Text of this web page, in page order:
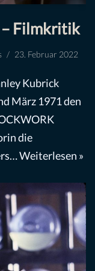
Filmkritik
23. Februar 2022
Kubrick
März 1971 den
die
Weiterlesen »